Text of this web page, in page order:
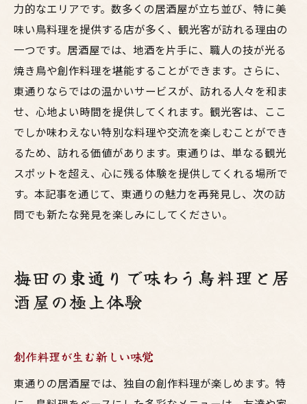
力的なエリアです。数多くの居酒屋が立ち並び、特に美
味い鳥料理を提供する店が多く、観光客が訪れる理由の
一つです。居酒屋では、地酒を片手に、職人の技が光る
焼き鳥や創作料理を堪能することができます。さらに、
東通りならではの温かいサービスが、訪れる人々を和ま
せ、心地よい時間を提供してくれます。観光客は、ここ
でしか味わえない特別な料理や交流を楽しむことができ
るため、訪れる価値があります。東通りは、単なる観光
スポットを超え、心に残る体験を提供してくれる場所で
す。本記事を通じて、東通りの魅力を再発見し、次の訪
問でも新たな発見を楽しみにしてください。
梅田の東通りで味わう鳥料理と居
酒屋の極上体験
創作料理が生む新しい味覚
東通りの居酒屋では、独自の創作料理が楽しめます。特